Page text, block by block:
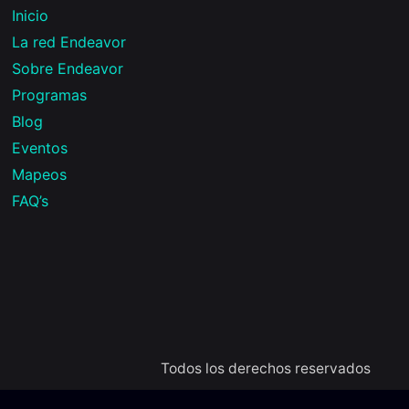
Inicio
La red Endeavor
Sobre Endeavor
Programas
Blog
Eventos
Mapeos
FAQ’s
Todos los derechos reservados